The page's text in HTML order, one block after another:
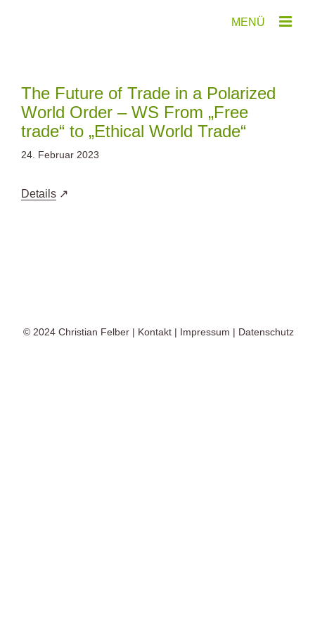
The Future of Trade in a Polarized
World Order – WS From „Free
trade“ to „Ethical World Trade“
24. Februar 2023
Details
© 2024 Christian Felber | Kontakt | Impressum | Datenschutz